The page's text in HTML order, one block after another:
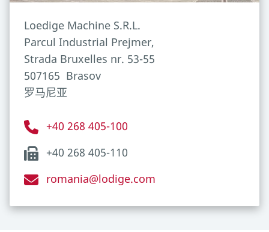
Loedige Machine S.R.L.
Parcul Industrial Prejmer,
Strada Bruxelles nr. 53-55
507165 Brasov
罗马尼亚
+40 268 405-100
+40 268 405-110
romania@lodige.com